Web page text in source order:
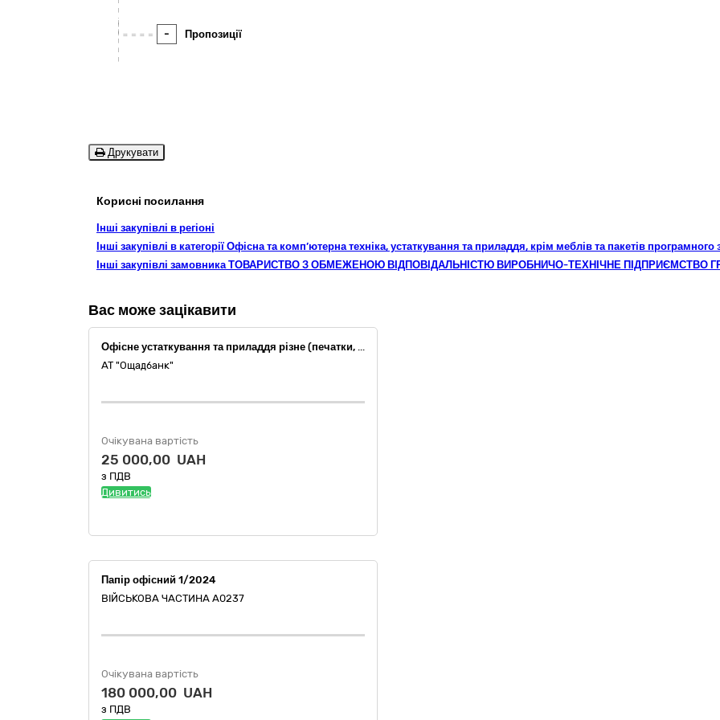
- Пропозиції
Друкувати
Корисні посилання
Інші закупівлі в регіоні
Інші закупівлі в категорії Офісна та комп’ютерна техніка, устаткування та приладдя, крім меблів та пакетів програмного
Інші закупівлі замовника ТОВАРИСТВО З ОБМЕЖЕНОЮ ВІДПОВІДАЛЬНІСТЮ ВИРОБНИЧО-ТЕХНІЧНЕ ПІДПРИЄМСТВО
Вас може зацікавити
Офісне устаткування та приладдя різне (печатки, штампи, штампи самонабірні, датери самонабірні, пломбіратори)
АТ "Ощадбанк"
Очікувана вартість
25 000,00 UAH
з ПДВ
Дивитись
Папір офісний 1/2024
ВІЙСЬКОВА ЧАСТИНА А0237
Очікувана вартість
180 000,00 UAH
з ПДВ